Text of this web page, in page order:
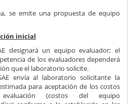
se emite una propuesta de equipo
inicial
designará un equipo evaluador; el
de los evaluadores dependerá
que el laboratorio solicite.
envía al laboratorio solicitante la
para aceptación de los costos
(costos del equipo